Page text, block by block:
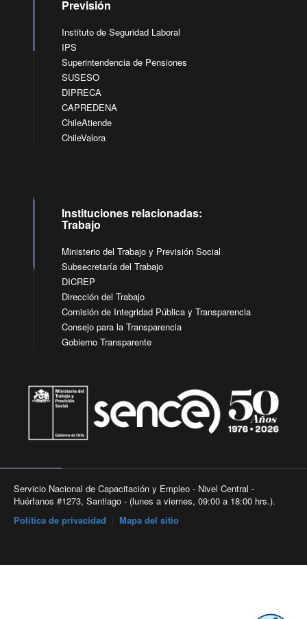
Previsión
Instituto de Seguridad Laboral
IPS
Superintendencia de Pensiones
SUSESO
DIPRECA
CAPREDENA
ChileAtiende
ChileValora
Instituciones relacionadas:
Trabajo
Ministerio del Trabajo y Previsión Social
Subsecretaría del Trabajo
DICREP
Dirección del Trabajo
Comisión de Integridad Pública y Transparencia
Consejo para la Transparencia
Gobierno Transparente
Servicio Nacional de Capacitación y Empleo - Nivel Central -
Huérfanos #1273, Santiago - (lunes a viernes, 09:00 a 18:00 hrs.).
Política de privacidad
Mapa del sitio